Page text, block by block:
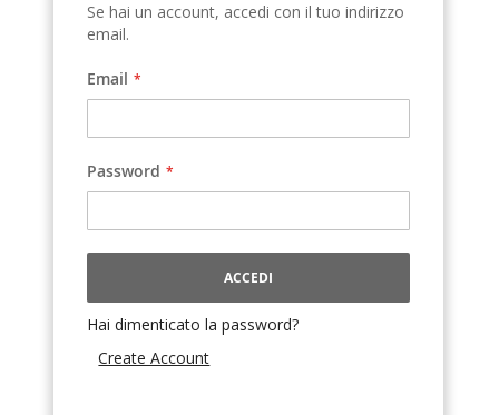
Se hai un account, accedi con il tuo indirizzo
email.
Email
Password
ACCEDI
Hai dimenticato la password?
Create Account